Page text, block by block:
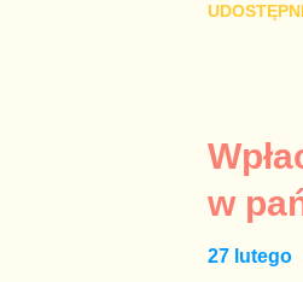
prawdziwe
reputacji,
oskarżany
w
27 lutego